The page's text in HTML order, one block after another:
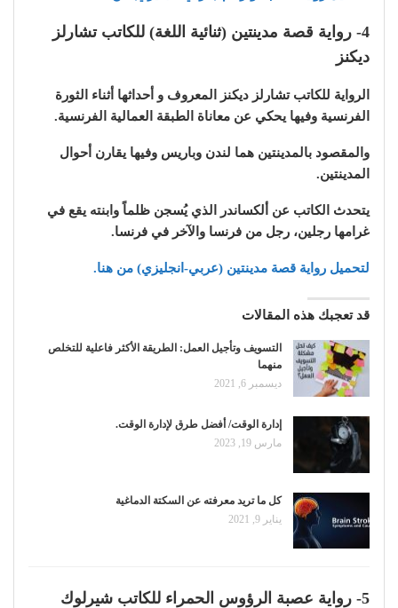
4- رواية قصة مدينتين (ثنائية اللغة) للكاتب تشارلز
ديكنز
الرواية للكاتب تشارلز ديكنز المعروف و أحداثها أثناء الثورة
الفرنسية وفيها يحكي عن معاناة الطبقة العمالية الفرنسية.
والمقصود بالمدينتين هما لندن وباريس وفيها يقارن أحوال
المدينتين.
يتحدث الكاتب عن ألكساندر الذي يُسجن ظلماً وابنته يقع في
غرامها رجلين، رجل من فرنسا والآخر في فرنسا.
لتحميل رواية قصة مدينتين (عربي-انجليزي) من هنا.
قد تعجبك هذه المقالات
التسويف وتأجيل العمل: الطريقة الأكثر فاعلية للتخلص
منهما
ديسمبر 6, 2021
إدارة الوقت/ أفضل طرق لإدارة الوقت.
مارس 19, 2023
كل ما تريد معرفته عن السكتة الدماغية
يناير 9, 2021
5- رواية عصبة الرؤوس الحمراء للكاتب شيرلوك